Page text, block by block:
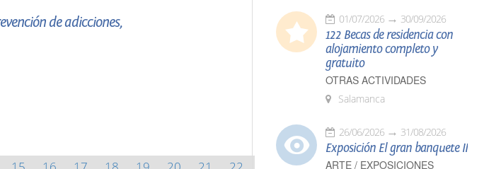
de adicciones,
01/07/2026 30/09/2026
122 Becas de residencia con
alojamiento completo y
gratuito
OTRAS ACTIVIDADES
Salamanca
26/06/2026 31/08/2026
Exposición El gran banquete II
ARTE / EXPOSICIONES